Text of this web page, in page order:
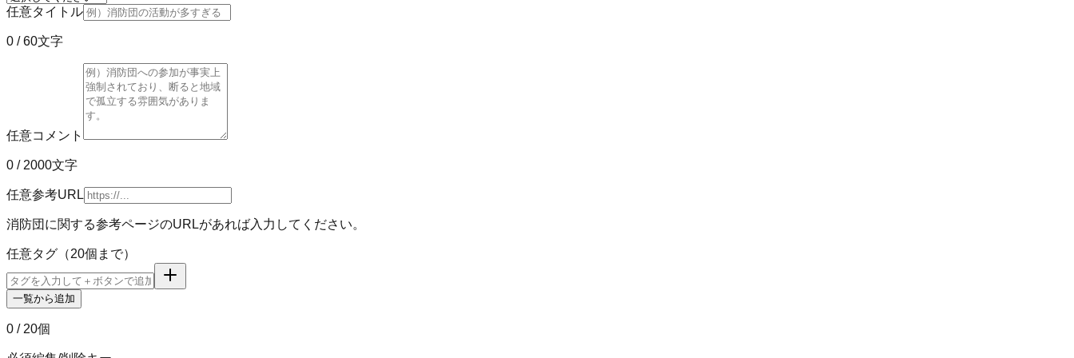
任意タイトル
0 / 60文字
任意コメント
0 / 2000文字
任意参考URL
消防団に関する参考ページのURLがあれば入力してください。
任意タグ（20個まで）
一覧から追加
0 / 20個